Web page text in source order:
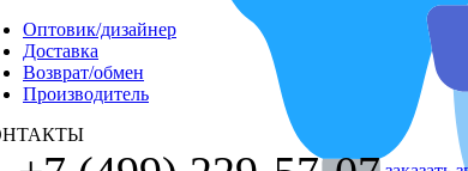
Оптовик/дизайнер
Доставка
Возврат/обмен
Производитель